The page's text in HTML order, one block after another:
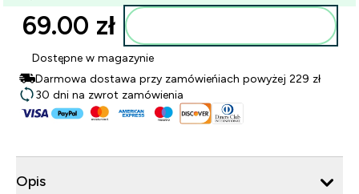
69.00 zł‎
Dostępne w magazynie
Darmowa dostawa przy zamówieńiach powyżej 229 zł
30 dni na zwrot zamówienia
Opis